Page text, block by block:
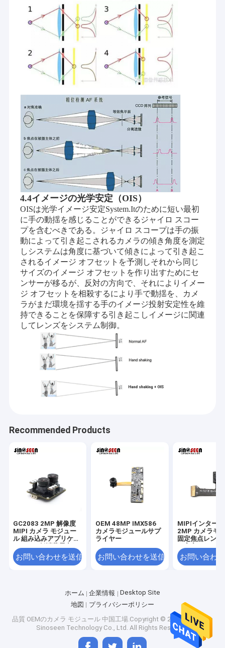
4.4イメージの光学安定（OIS）
OISは光学イメージ安定System.Itのために短い最初
に手の動揺を感じることができるジャイロ スコー
プを含むべきである。ジャイロ スコープは手の振
動によって引き起こされるカメラの傾き角度を測定
しシステムは角度に基づいて傾きによって引き起こ
されるイメージ オフセットを予測しそれから同じ
サイズのイメージ オフセットを作り出すためにセ
ンサーが移るが、反対の方向で、それによりイメー
ジ オフセットを相殺するにより手で動揺を、カメ
ラがまだ環境を揺する手のイメージ投射安定性を維
持できることを保障する引き起こしイメージに関連
してレンズをシステム制御。
Recommended Products
GC2083 2MP 解像度
MIPI カメラ モジュー
ル 組み込みアプリケー
ションの低消費電力
お問い合わせを送信
OEM 48MP IMX586
カメラモジュールサプ
ライヤー
お問い合わせを送信
MIPIインター
2MP カメラモ
固定焦点レンズ
つ安定したデ
お問い合わ
ホーム 企業情報
Desktop Site
地図
プライバシーポリシー
品質 OEMのカメラ モジュール 中国工場.Copyright © 2026 Shenzhen
Sinoseen Technology Co., Ltd. All Rights Reserved.